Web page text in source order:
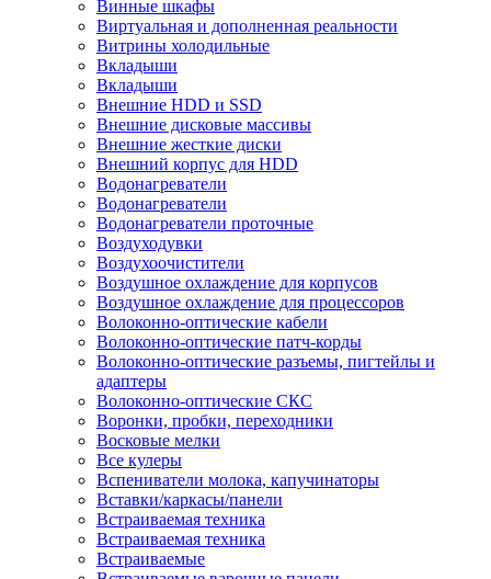
Винные шкафы
Виртуальная и дополненная реальности
Витрины холодильные
Вкладыши
Вкладыши
Внешние HDD и SSD
Внешние дисковые массивы
Внешние жесткие диски
Внешний корпус для HDD
Водонагреватели
Водонагреватели
Водонагреватели проточные
Воздуходувки
Воздухоочистители
Воздушное охлаждение для корпусов
Воздушное охлаждение для процессоров
Волоконно-оптические кабели
Волоконно-оптические патч-корды
Волоконно-оптические разъемы, пигтейлы и
адаптеры
Волоконно-оптические СКС
Воронки, пробки, переходники
Восковые мелки
Все кулеры
Вспениватели молока, капучинаторы
Вставки/каркасы/панели
Встраиваемая техника
Встраиваемая техника
Встраиваемые